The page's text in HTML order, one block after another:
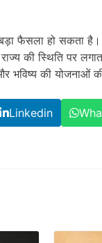
फैसला हो सकता है।
की स्थिति पर
भविष्य की योजनाओं
Linkedin